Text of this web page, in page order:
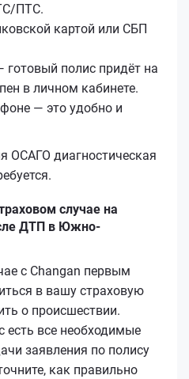
ПТС.
картой или СБП
готовый полис придёт на
в личном кабинете.
— это удобно и
ОСАГО диагностическая
случае на
ДТП в Южно-
с Changan первым
в вашу страховую
о происшествии.
есть все необходимые
заявления по полису
как правильно